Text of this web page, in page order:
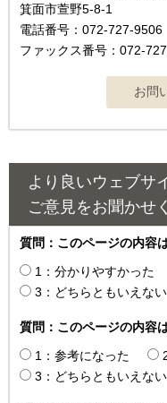
箕面市萱野5-8-1
電話番号：072-727-9506
ファックス番号：072-
より良いウェブサ
ご意見をお聞かせ
質問：このページの内容
1：分かりやすかった
3：どちらともいえない
質問：このページの内容
1：参考になった
3：どちらともいえない